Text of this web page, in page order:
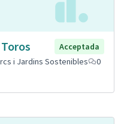
Acceptada
i Jardins Sostenibles
0